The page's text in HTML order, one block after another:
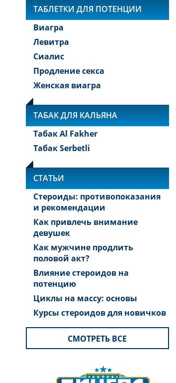
ТАБЛЕТКИ ДЛЯ ПОТЕНЦИИ
Виагра
Левитра
Сиалис
Продление секса
Женская виагра
ТАБАК ДЛЯ КАЛЬЯНА
Табак Al Fakher
Табак Serbetli
СТАТЬИ
Стероиды: противопоказания
и рекомендации
Как привлечь внимание
девушек
Как мужчине продлить
половой акт?
Влияние стероидов на
потенцию
Циклы на массу: основы
Курсы стероидов для новичков
СМОТРЕТЬ ВСЕ